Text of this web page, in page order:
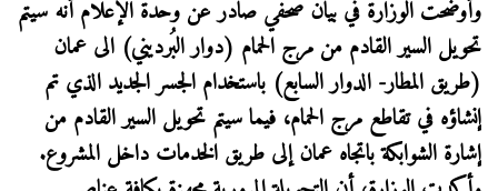
وأوضحت الوزارة في بيان صحفي صادر عن وحدة الإعلام أنه سيتم
تحويل السير القادم من مرج الحمام (دوار البُرديني) الى عمان
(طريق المطار- الدوار السابع) باستخدام الجسر الجديد الذي تم
إنشاؤه في تقاطع مرج الحمام، فيما سيتم تحويل السير القادم من
إشارة الشوابكة باتجاه عمان إلى طريق الخدمات داخل المشروع.